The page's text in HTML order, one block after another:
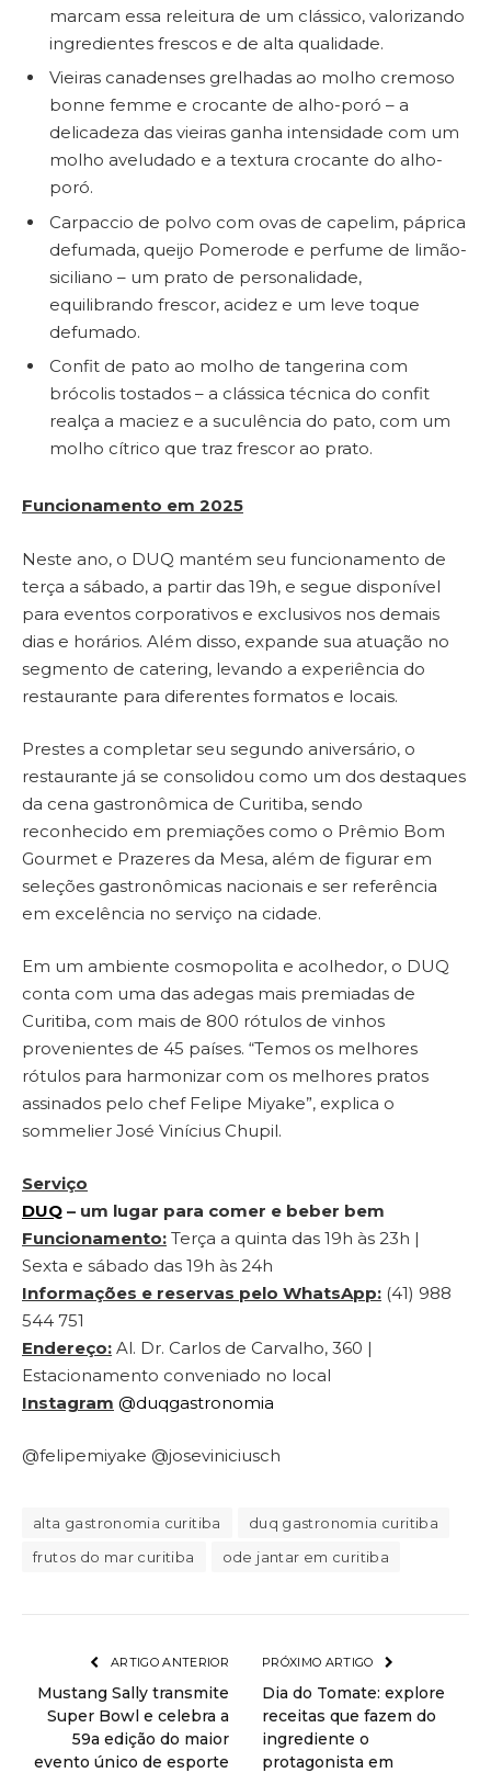
marcam essa releitura de um clássico, valorizando
ingredientes frescos e de alta qualidade.
Vieiras canadenses grelhadas ao molho cremoso
bonne femme e crocante de alho-poró – a
delicadeza das vieiras ganha intensidade com um
molho aveludado e a textura crocante do alho-
poró.
Carpaccio de polvo com ovas de capelim, páprica
defumada, queijo Pomerode e perfume de limão-
siciliano – um prato de personalidade,
equilibrando frescor, acidez e um leve toque
defumado.
Confit de pato ao molho de tangerina com
brócolis tostados – a clássica técnica do confit
realça a maciez e a suculência do pato, com um
molho cítrico que traz frescor ao prato.
Funcionamento em 2025
Neste ano, o DUQ mantém seu funcionamento de
terça a sábado, a partir das 19h, e segue disponível
para eventos corporativos e exclusivos nos demais
dias e horários. Além disso, expande sua atuação no
segmento de catering, levando a experiência do
restaurante para diferentes formatos e locais.
Prestes a completar seu segundo aniversário, o
restaurante já se consolidou como um dos destaques
da cena gastronômica de Curitiba, sendo
reconhecido em premiações como o Prêmio Bom
Gourmet e Prazeres da Mesa, além de figurar em
seleções gastronômicas nacionais e ser referência
em excelência no serviço na cidade.
Em um ambiente cosmopolita e acolhedor, o DUQ
conta com uma das adegas mais premiadas de
Curitiba, com mais de 800 rótulos de vinhos
provenientes de 45 países. “Temos os melhores
rótulos para harmonizar com os melhores pratos
assinados pelo chef Felipe Miyake”, explica o
sommelier José Vinícius Chupil.
Serviço
DUQ – um lugar para comer e beber bem
Funcionamento: Terça a quinta das 19h às 23h |
Sexta e sábado das 19h às 24h
Informações e reservas pelo WhatsApp: (41) 988
544 751
Endereço: Al. Dr. Carlos de Carvalho, 360 |
Estacionamento conveniado no local
Instagram @duqgastronomia
@felipemiyake @joseviniciusch
alta gastronomia curitiba
duq gastronomia curitiba
frutos do mar curitiba
ode jantar em curitiba
ARTIGO ANTERIOR
Mustang Sally transmite
Super Bowl e celebra a
59a edição do maior
evento único de esporte
PRÓXIMO ARTIGO
Dia do Tomate: explore
receitas que fazem do
ingrediente o
protagonista em